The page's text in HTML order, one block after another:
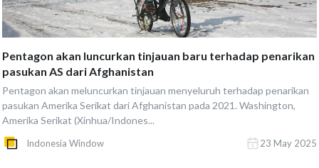
Pentagon akan luncurkan tinjauan baru terhadap penarikan
pasukan AS dari Afghanistan
Pentagon akan meluncurkan tinjauan menyeluruh terhadap penarikan
pasukan Amerika Serikat dari Afghanistan pada 2021. Washington,
Amerika Serikat (Xinhua/Indones...
Indonesia Window 23 May 2025